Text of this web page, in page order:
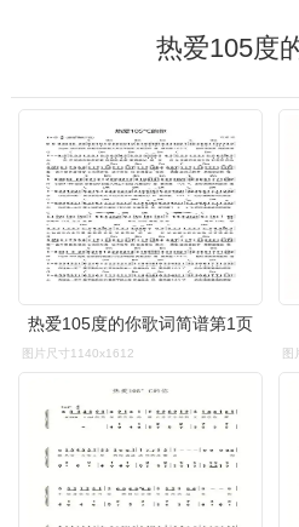
热爱105度
热爱105度的你歌词简谱第1页
图片尺寸1140x1612 图